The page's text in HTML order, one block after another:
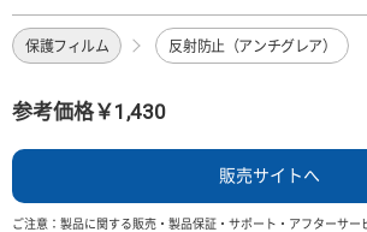
保護フィルム 反射防止（アンチグレア）
参考価格￥1,430
販売サイトへ
ご注意：製品に関する販売・製品保証・サポート・アフターサー